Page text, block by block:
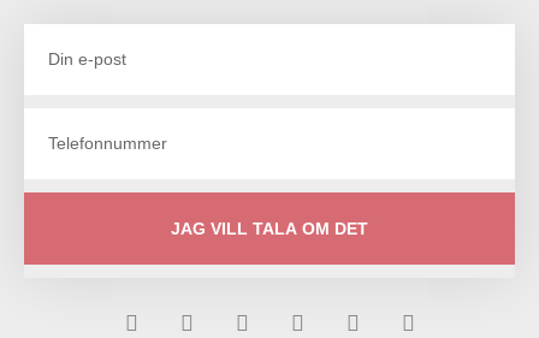
JAG VILL TALA OM DET